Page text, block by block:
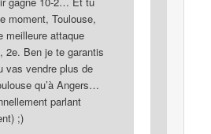
moment, Toulouse,
meilleure attaque
2e. Ben je te garantis
vas vendre plus de
qu’à Angers…
parlant
;)